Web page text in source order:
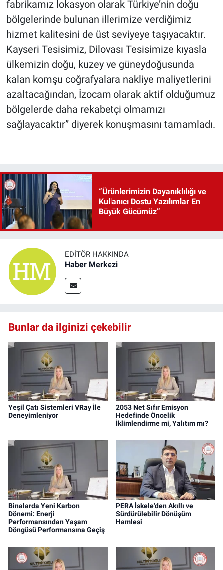
fabrikamız lokasyon olarak Türkiye’nin doğu
bölgelerinde bulunan illerimize verdiğimiz
hizmet kalitesini de üst seviyeye taşıyacaktır.
Kayseri Tesisimiz, Dilovası Tesisimize kıyasla
ülkemizin doğu, kuzey ve güneydoğusunda
kalan komşu coğrafyalara nakliye maliyetlerini
azaltacağından, İzocam olarak aktif olduğumuz
bölgelerde daha rekabetçi olmamızı
sağlayacaktır” diyerek konuşmasını tamamladı.
“Ürünlerimizin Dayanıklılığı ve
Kullanıcı Dostu Yazılımlar En
Büyük Gücümüz”
EDITÖR HAKKINDA
Haber Merkezi
Bunlar da ilginizi çekebilir
Yeşil Çatı Sistemleri VRay İle
Deneyimleniyor
2053 Net Sıfır Emisyon
Hedefinde Öncelik
İklimlendirme mi, Yalıtım mı?
Binalarda Yeni Karbon
Dönemi: Enerji
Performansından Yaşam
Döngüsü Performansına Geçiş
PERA İskele’den Akıllı ve
Sürdürülebilir Dönüşüm
Hamlesi